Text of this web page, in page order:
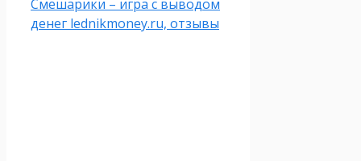
Смешарики – игра с выводом
денег lednikmoney.ru, отзывы